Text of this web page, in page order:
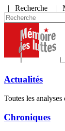
| Recherche |
Actualités
Toutes les analyses
Chroniques